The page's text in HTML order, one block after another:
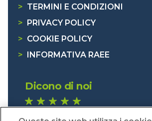
> TERMINI E CONDIZIONI
>
PRIVACY POLICY
> COOKIE POLICY
>
INFORMATIVA RAEE
Dicono di noi